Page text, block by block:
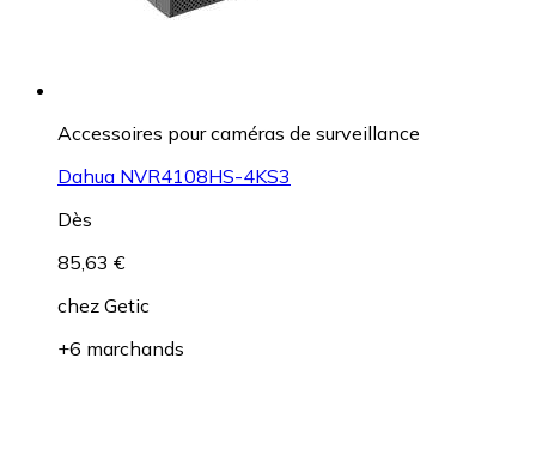
Accessoires pour caméras de surveillance
Dahua NVR4108HS-4KS3
Dès
85,63 €
chez Getic
+6 marchands